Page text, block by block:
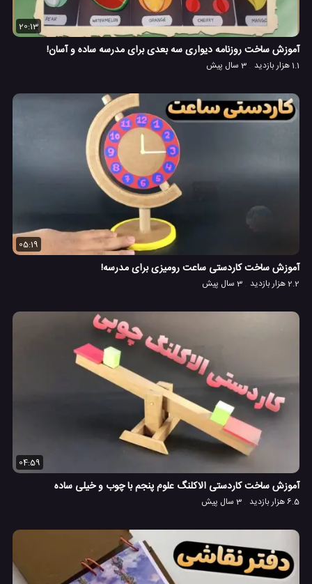
20:13
آموزش ساخت روزنامه دیواری سه بعدی برای مدرسه ساده و آسان!
1.1 هزار بازدید 3 سال پیش
05:19
آموزش ساخت کاردستی ساعت رومیزی برای مدرسه!
2.2 هزار بازدید 3 سال پیش
04:59
آموزش ساخت کاردستی الاکلنگ علوم پنجم با چوب و خیلی ساده
6.5 هزار بازدید 3 سال پیش